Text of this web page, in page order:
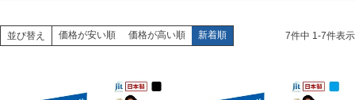
並び替え 価格が安い順 価格が高い順 新着順 7件中 1-7件表示